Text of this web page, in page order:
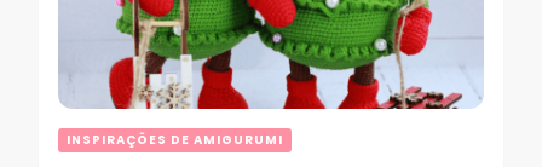
INSPIRAÇÕES DE AMIGURUMI